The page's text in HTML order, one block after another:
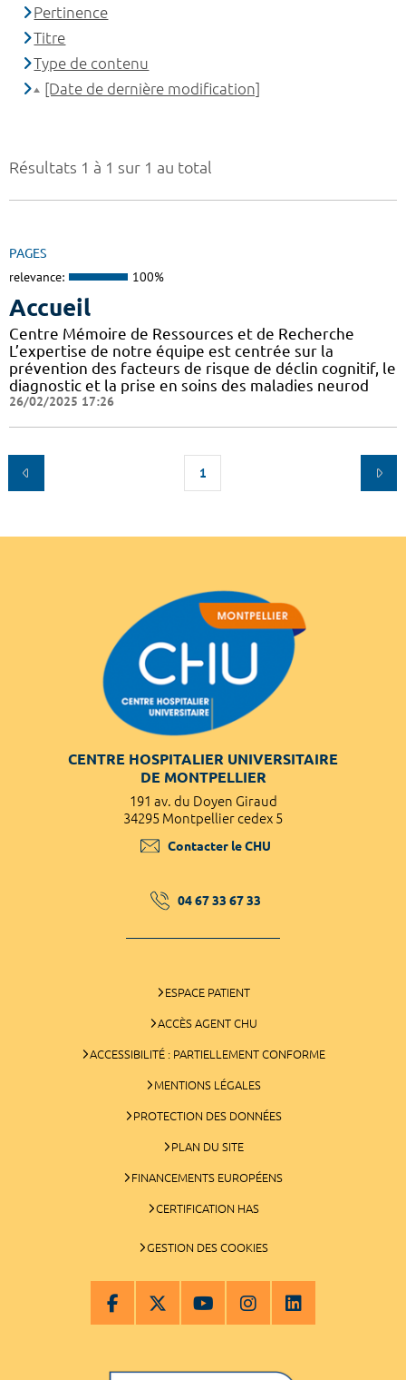
Résultats 1 à 1 sur 1 au total
PAGES
relevance: 100%
Accueil
Centre Mémoire de Ressources et de Recherche
L’expertise de notre équipe est centrée sur la
prévention des facteurs de risque de déclin cognitif, le
diagnostic et la prise en soins des maladies neurod
26/02/2025 17:26
1
Pertinence
Titre
Type de contenu
[Date de dernière modification]
CENTRE HOSPITALIER UNIVERSITAIRE
DE MONTPELLIER
191 av. du Doyen Giraud
34295 Montpellier cedex 5
Contacter le CHU
04 67 33 67 33
ESPACE PATIENT
ACCÈS AGENT CHU
ACCESSIBILITÉ : PARTIELLEMENT CONFORME
MENTIONS LÉGALES
PROTECTION DES DONNÉES
PLAN DU SITE
FINANCEMENTS EUROPÉENS
CERTIFICATION HAS
GESTION DES COOKIES